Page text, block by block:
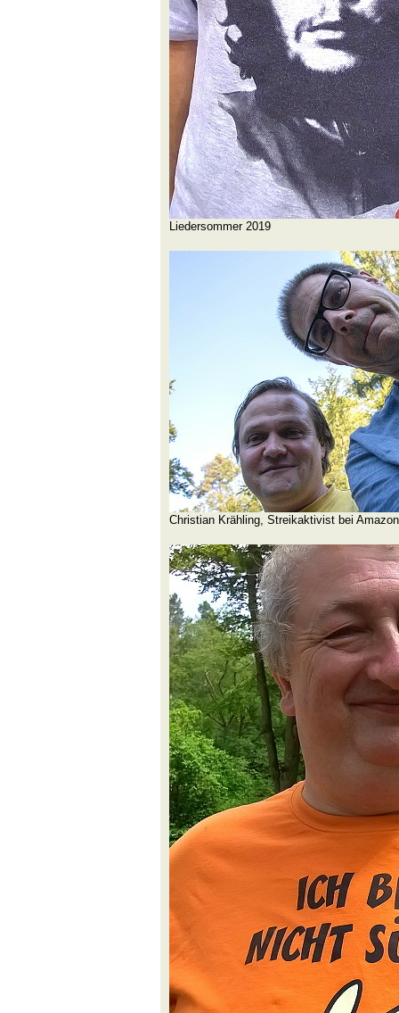
Liedersommer 2019
Christian Krähling, Streikaktivist bei